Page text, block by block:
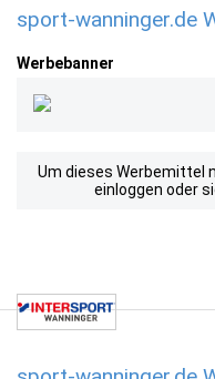
sport-wanninger.de
Werbebanner
Um dieses Werbemittel
einloggen oder